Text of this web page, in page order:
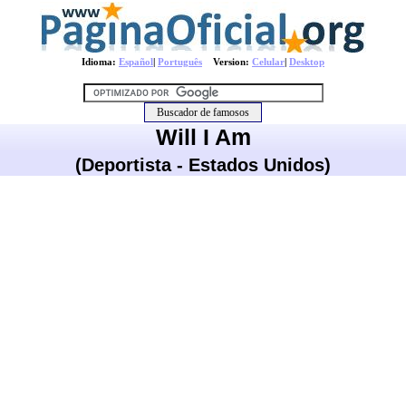
Idioma: Español| Português Version: Celular| Desktop
Will I Am
(Deportista - Estados Unidos)